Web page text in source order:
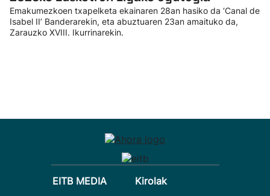
Emakumezkoen txapelketa ekainaren 28an hasiko da ‘Canal de
Isabel II’ Banderarekin, eta abuztuaren 23an amaituko da,
Zarauzko XVIII. Ikurrinarekin.
EITB MEDIA
Kirolak